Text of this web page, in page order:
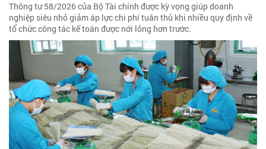
Thông tư 58/2026 của Bộ Tài chính được kỳ vọng giúp doanh
nghiệp siêu nhỏ giảm áp lực chi phí tuân thủ khi nhiều quy định về
tổ chức công tác kế toán được nới lỏng hơn trước.